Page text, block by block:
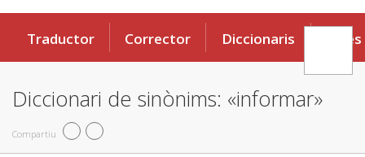
Traductor Corrector Diccionaris Eines
Diccionari de sinònims: «informar»
Compartiu